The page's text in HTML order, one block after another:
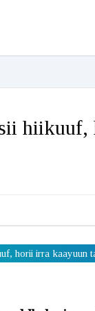
horii irra kaayuun